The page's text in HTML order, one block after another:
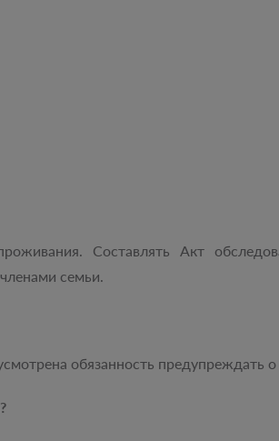
Составлять Акт
семьи.
обязанность предупреждать о